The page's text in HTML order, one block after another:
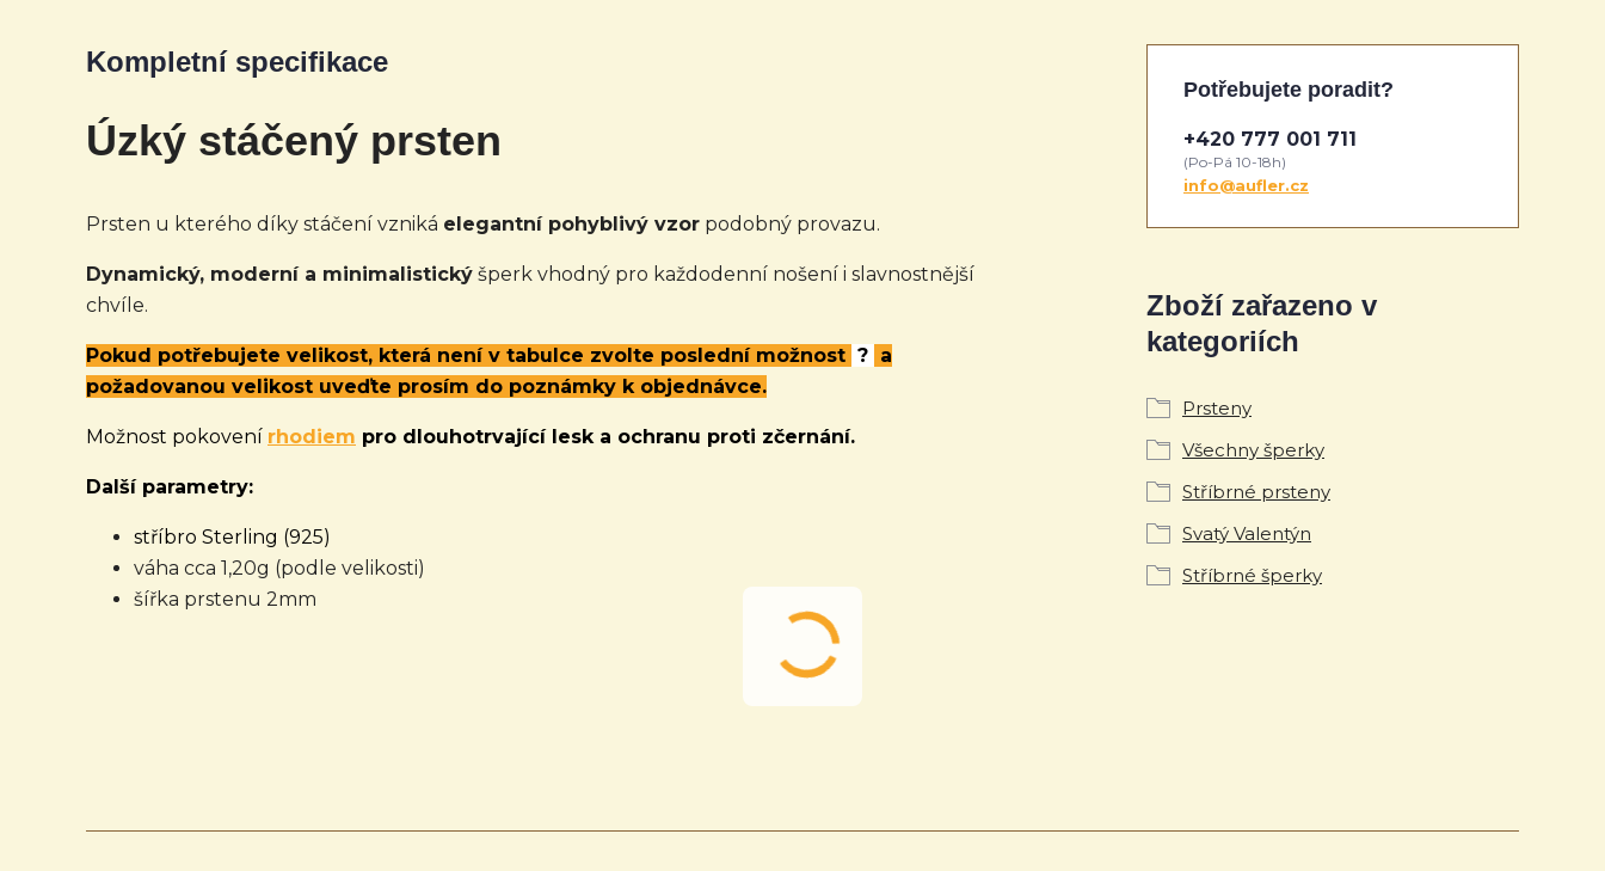
Kompletní specifikace
Úzký stáčený prsten
Prsten u kterého díky stáčení vzniká elegantní pohyblivý vzor podobný provazu.
Dynamický, moderní a minimalistický šperk vhodný pro každodenní nošení i slavnostnější
chvíle.
Pokud potřebujete velikost, která není v tabulce zvolte poslední možnost ? a
požadovanou velikost uveďte prosím do poznámky k objednávce.
Možnost pokovení rhodiem pro dlouhotrvající lesk a ochranu proti zčernání.
Další parametry:
stříbro Sterling (925)
váha cca 1,20g (podle velikosti)
šířka prstenu 2mm
Zboží zařazeno v
kategoriích
Prsteny
Všechny šperky
Stříbrné prsteny
Svatý Valentýn
Stříbrné šperky
Potřebujete poradit?
+420 777 001 711
(Po-Pá 10-18h)
info@aufler.cz